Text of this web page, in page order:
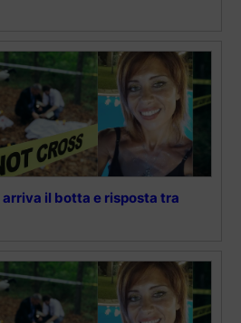
il botta e risposta tra